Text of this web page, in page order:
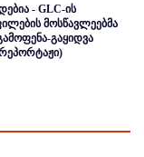
- GLC-ის
მოსწავლეებმა
გაყიდვა